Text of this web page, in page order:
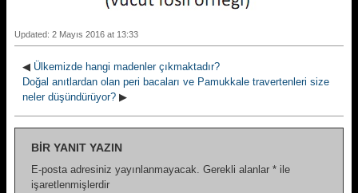
Updated: 2 Mayıs 2016 at 13:33
◀ Ülkemizde hangi madenler çıkmaktadır?
Doğal anıtlardan olan peri bacaları ve Pamukkale travertenleri size
neler düşündürüyor? ▶
BIR YANIT YAZIN
E-posta adresiniz yayınlanmayacak. Gerekli alanlar * ile
işaretlenmişlerdir